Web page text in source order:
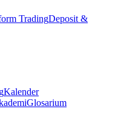
TradingDeposit &
Kalender
Glosarium